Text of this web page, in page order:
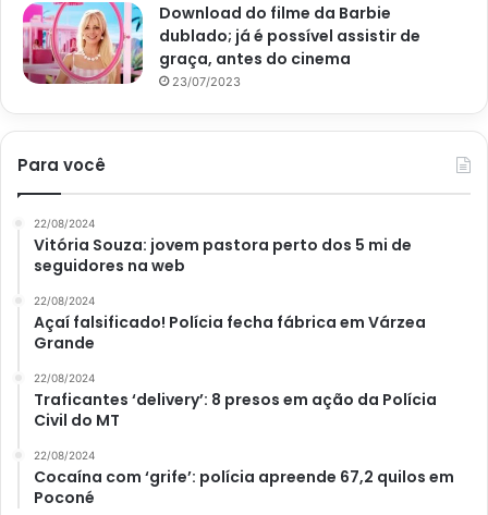
Download do filme da Barbie
dublado; já é possível assistir de
graça, antes do cinema
23/07/2023
Para você
22/08/2024
Vitória Souza: jovem pastora perto dos 5 mi de
seguidores na web
22/08/2024
Açaí falsificado! Polícia fecha fábrica em Várzea
Grande
22/08/2024
Traficantes ‘delivery’: 8 presos em ação da Polícia
Civil do MT
22/08/2024
Cocaína com ‘grife’: polícia apreende 67,2 quilos em
Poconé